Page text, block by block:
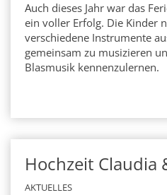
Auch dieses Jahr war das
ein voller Erfolg. Die Kinder
verschiedene Instrumente
gemeinsam zu musizieren
Blasmusik kennenzulernen.
28
JUN
2025
Hochzeit Claudia
AKTUELLES